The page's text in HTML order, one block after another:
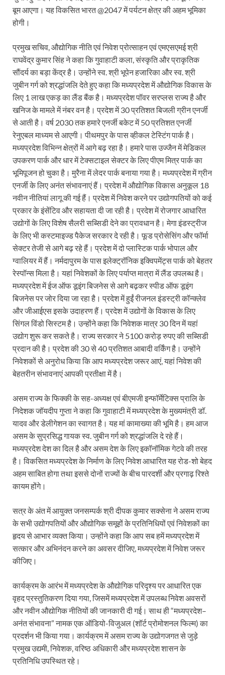
Uttarakhand Government News: मुख्यमंत्री पुष्कर
BJP National President Nitin Nabin: निर्विरोध चुने
New Jalpaiguri Railway Station: न्यू जलपाईगुड़ी
Jagran Forum: जागरण फोरम पर सीएम पुष्कर सिंह धामी
Uttar Pradesh Politics: मुक्त कंठ से यूपी को सराहा,
Vande Bharat Sleeper: देश को मिली पहली स्लीपर वन्दे
Vande Bharat Sleeper Update: वंदे भारत स्लीपर का
Uttarakhand Calender 2026: मुख्यमंत्री पुष्कर सिंह
Start UP Summit: उद्यमिता, नवाचार और व्यापार हमारे
Swami Vivekanand Jayanti: मुख्यमंत्री पुष्कर सिंह
PM Modi Somnath Mandir: सोमनाथ में पीएम मोदी ने
Uttar Pradesh News: ‘आभार प्रधानमंत्री जी, डबल
UP AI App: सीएम योगी के मिशन को साकार कर रहा
Ashwini Vaishnaw: औपनिवेशिक मानसिकता से रेलवे को
Aadhaar gets a face: भारतीय विशिष्ट पहचान
AI Start-Ups: प्रधानमंत्री ने भारतीय एआई स्टार्टअप्स
Hindi Salahkar Samiti: विधि एवं न्याय मंत्रालय विधायी
PANKHUDI Portal: पंखुड़ी पोर्टल का शुभारंभ,जानें क्या
Gram Panchayat Adhar: ग्राम पंचायतों में भी बनेगा
Uttarakhand Young Leaders Dialogue: विकसित
Demand for Review of FRK Policy: ऍफ़आरके नीति
Ram Mandir Control Room: राम मंदिर की सुरक्षा
CM Dhami Meeting With Nitin Gadkari: बैठक में
Kashi Volleyball Mahakumbh: काशी में होगा
National Highway Project: मुख्यमंत्री राज्य की
Khelo India Tribes Games: देश में पहली बार हो रहे
CM Yogi Review Meeting: राजस्व के सभी मामलों का
छत्तीसगढ़ को मिला खेलो इंडिया ट्राइबल गेम्स, 14 फरवरी
Shikayat Se Samadhan: एक ही मंच पर जनता को मिला
बूम आएगा। यह विकसित भारत @2047 में पर्यटन क्षेत्र की अहम भूमिका
होगी।
प्रमुख सचिव, औद्योगिक नीति एवं निवेश प्रोत्साहन एवं एमएसएमई श्री
राघवेंद्र कुमार सिंह ने कहा कि गुवाहाटी कला, संस्कृति और प्राकृतिक
सौंदर्य का बड़ा केंद्र है। उन्होंने स्व. श्री भूपेन हजारिका और स्व. श्री
जुबीन गर्ग को श्रद्धांजलि देते हुए कहा कि मध्यप्रदेश में औद्योगिक विकास के
लिए 1 लाख एकड़ का लैंड बैंक है। मध्यप्रदेश पॉवर सरप्लस राज्य है और
खनिज के मामले में नंबर वन है। प्रदेश में 30 प्रतिशत बिजली ग्रीन एनर्जी
से आती है। वर्ष 2030 तक हमारे एनर्जी बकेट में 50 प्रतिशत एनर्जी
रेनुएबल माध्यम से आएगी। पीथमपुर के पास व्हीकल टेस्टिंग पार्क है।
मध्यप्रदेश विभिन्न क्षेत्रों में आगे बढ़ रहा है। हमारे पास उज्जैन में मेडिकल
उपकरण पार्क और धार में टेक्सटाइल सेक्टर के लिए पीएम मित्र पार्क का
भूमिपूजन हो चुका है। मुरैना में लेदर पार्क बनाया गया है। मध्यप्रदेश में ग्रीन
एनर्जी के लिए अनंत संभावनाएं हैं। प्रदेश में औद्योगिक विकास अनुकूल 18
नवीन नीतियां लागू की गई हैं। प्रदेश में निवेश करने पर उद्योगपतियों को कई
प्रकार के इंसेंटिव और सहायता दी जा रही है। प्रदेश में रोजगार आधारित
उद्योगों के लिए विशेष सैलरी सब्सिडी देने का प्रावधान है। मेगा इंडस्ट्रीज
के लिए भी कस्टमाइज्ड पैकेज सरकार दे रही है। फूड प्रोसेसिंग और फॉर्मा
सेक्टर तेजी से आगे बढ़ रहे हैं। प्रदेश में दो प्लास्टिक पार्क भोपाल और
ग्वालियर में हैं। नर्मदापुरम के पास इलेक्ट्रॉनिक इक्विपमेंट्स पार्क को बेहतर
रेस्पॉन्स मिला है। यहां निवेशकों के लिए पर्याप्त मात्रा में लैंड उपलब्ध है।
मध्यप्रदेश में ईज ऑफ डूइंग बिजनेस से आगे बढ़कर स्पीड ऑफ डूइंग
बिजनेस पर जोर दिया जा रहा है। प्रदेश में हुईं रीजनल इंडस्ट्री कॉन्क्लेव
और जीआईएस इसके उदाहरण हैं। प्रदेश में उद्योगों के विकास के लिए
सिंगल विंडो सिस्टम है। उन्होंने कहा कि निवेशक मात्र 30 दिन में यहां
उद्योग शुरू कर सकते है। राज्य सरकार ने 5100 करोड़ रुपए की सब्सिडी
प्रदान की है। प्रदेश की 30 से 40 प्रतिशत आबादी वर्किंग है। उन्होंने
निवेशकों से अनुरोध किया कि आप मध्यप्रदेश जरूर आएं, यहां निवेश की
बेहतरीन संभावनाएं आपकी प्रतीक्षा में है।
असम राज्य के फिक्की के सह-अध्यक्ष एवं बीएमजी इन्फॉर्मेटिक्स प्रालि के
निदेशक जॉयदीप गुप्ता ने कहा कि गुवाहाटी में मध्यप्रदेश के मुख्यमंत्री डॉ.
यादव और डेलीगेशन का स्वागत है। यह मां कामाख्या की भूमि है। हम आज
असम के सुप्रसिद्ध गायक स्व. जुबीन गर्ग को श्रद्धांजलि दे रहे हैं।
मध्यप्रदेश देश का दिल है और असम देश के लिए इकॉनॉमिक गेटवे की तरह
है। विकसित मध्यप्रदेश के निर्माण के लिए निवेश आधारित यह रोड-शो बेहद
अहम साबित होगा तथा इससे दोनों राज्यों के बीच पारदर्शी और प्रगाढ़ रिश्ते
कायम होंगे।
सत्र के अंत में आयुक्त जनसम्पर्क श्री दीपक कुमार सक्सेना ने असम राज्य
के सभी उद्योगपतियों और औद्योगिक समूहों के प्रतिनिधियों एवं निवेशकों का
हृदय से आभार व्यक्त किया। उन्होंने कहा कि आप सब हमें मध्यप्रदेश में
सत्कार और अभिनंदन करने का अवसर दीजिए, मध्यप्रदेश में निवेश जरूर
कीजिए।
कार्यक्रम के आरंभ में मध्यप्रदेश के औद्योगिक परिदृश्य पर आधारित एक
वृहद प्रस्तुतिकरण दिया गया, जिसमें मध्यप्रदेश में उपलब्ध निवेश अवसरों
और नवीन औद्योगिक नीतियों की जानकारी दी गई। साथ ही “मध्यप्रदेश–
अनंत संभावना” नामक एक ऑडियो-विजुअल (शॉर्ट प्रोमोशनल फिल्म) का
प्रदर्शन भी किया गया। कार्यक्रम में असम राज्य के उद्योगजगत से जुड़े
प्रमुख उद्यमी, निवेशक, वरिष्ठ अधिकारी और मध्यप्रदेश शासन के
प्रतिनिधि उपस्थित रहे।